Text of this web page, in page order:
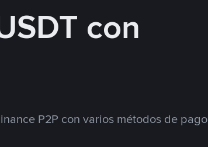
con
P2P con varios métodos de pago